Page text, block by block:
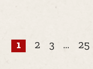
1 2 3 ... 25